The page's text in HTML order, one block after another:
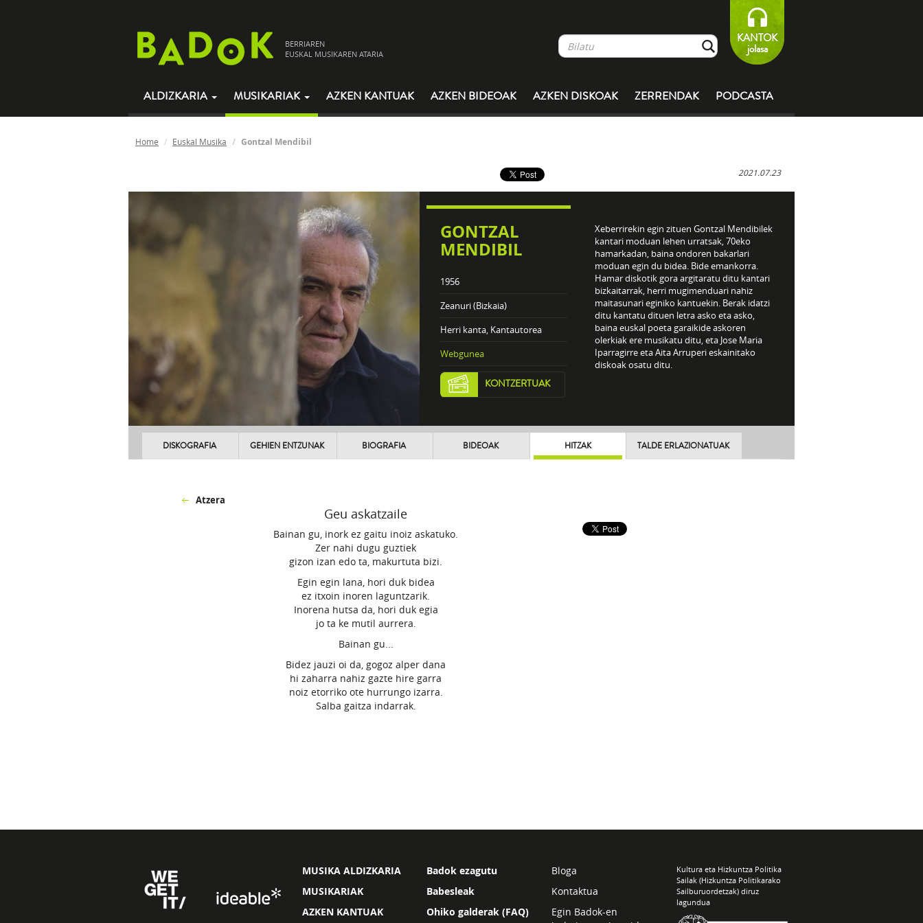
BERRIAREN
EUSKAL MUSIKAREN ATARIA
KANTOK
jolasa
ALDIZKARIA MUSIKARIAK AZKEN KANTUAK AZKEN BIDEOAK AZKEN DISKOAK ZERRENDAK PODCASTA
Home Euskal Musika Gontzal Mendibil
2021.07.23
GONTZAL
MENDIBIL
1956
Zeanuri (Bizkaia)
Herri kanta, Kantautorea
Webgunea
KONTZERTUAK
Xeberrirekin egin zituen Gontzal Mendibilek
kantari moduan lehen urratsak, 70eko
hamarkadan, baina ondoren bakarlari
moduan egin du bidea. Bide emankorra.
Hamar diskotik gora argitaratu ditu kantari
bizkaitarrak, herri mugimenduari nahiz
maitasunari eginiko kantuekin. Berak idatzi
ditu kantatu dituen letra asko eta asko,
baina euskal poeta garaikide askoren
olerkiak ere musikatu ditu, eta Jose Maria
Iparragirre eta Aita Arruperi eskainitako
diskoak osatu ditu.
DISKOGRAFIA GEHIEN ENTZUNAK BIOGRAFIA BIDEOAK HITZAK TALDE ERLAZIONATUAK
Atzera
Geu askatzaile
Bainan gu, inork ez gaitu inoiz askatuko.
Zer nahi dugu guztiek
gizon izan edo ta, makurtuta bizi.
Egin egin lana, hori duk bidea
ez itxoin inoren laguntzarik.
Inorena hutsa da, hori duk egia
jo ta ke mutil aurrera.
Bainan gu...
Bidez jauzi oi da, gogoz alper dana
hi zaharra nahiz gazte hire garra
noiz etorriko ote hurrungo izarra.
Salba gaitza indarrak.
MUSIKA ALDIZKARIA
MUSIKARIAK
AZKEN KANTUAK
Badok ezagutu
Babesleak
Ohiko galderak (FAQ)
Bloga
Kontaktua
Egin Badok-en
Kultura eta Hizkuntza Politika
Sailak (Hizkuntza Politikarako
Sailburuordetzak) diruz
lagundua